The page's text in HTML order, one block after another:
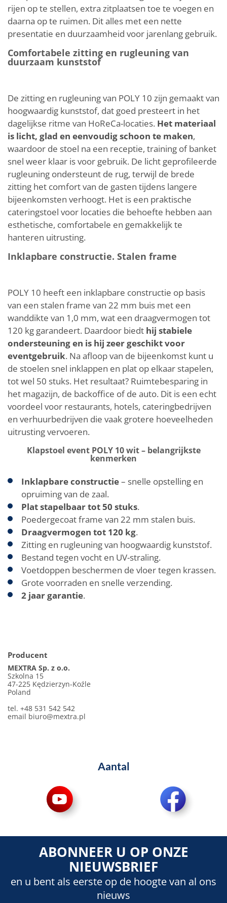
rijen op te stellen, extra zitplaatsen toe te voegen en
daarna op te ruimen. Dit alles met een nette
presentatie en duurzaamheid voor jarenlang gebruik.
Comfortabele zitting en rugleuning van
duurzaam kunststof
De zitting en rugleuning van POLY 10 zijn gemaakt van
hoogwaardig kunststof, dat goed presteert in het
dagelijkse ritme van HoReCa-locaties. Het materiaal
is licht, glad en eenvoudig schoon te maken,
waardoor de stoel na een receptie, training of banket
snel weer klaar is voor gebruik. De licht geprofileerde
rugleuning ondersteunt de rug, terwijl de brede
zitting het comfort van de gasten tijdens langere
bijeenkomsten verhoogt. Het is een praktische
cateringstoel voor locaties die behoefte hebben aan
esthetische, comfortabele en gemakkelijk te
hanteren uitrusting.
Inklapbare constructie. Stalen frame
POLY 10 heeft een inklapbare constructie op basis
van een stalen frame van 22 mm buis met een
wanddikte van 1,0 mm, wat een draagvermogen tot
120 kg garandeert. Daardoor biedt hij stabiele
ondersteuning en is hij zeer geschikt voor
eventgebruik. Na afloop van de bijeenkomst kunt u
de stoelen snel inklappen en plat op elkaar stapelen,
tot wel 50 stuks. Het resultaat? Ruimtebesparing in
het magazijn, de backoffice of de auto. Dit is een echt
voordeel voor restaurants, hotels, cateringbedrijven
en verhuurbedrijven die vaak grotere hoeveelheden
uitrusting vervoeren.
Klapstoel event POLY 10 wit – belangrijkste
kenmerken
Inklapbare constructie– snelle opstelling en
opruiming van de zaal.
Plat stapelbaar tot 50 stuks.
Poedergecoat frame van 22 mm stalen buis.
Draagvermogen tot 120 kg.
Zitting en rugleuning van hoogwaardig kunststof.
Bestand tegen vocht en UV-straling.
Voetdoppen beschermen de vloer tegen krassen.
Grote voorraden en snelle verzending.
2 jaar garantie.
Producent
MEXTRA Sp. z o.o.
Szkolna 15
47-225 Kędzierzyn-Koźle
Poland
tel. +48 531 542 542
email biuro@mextra.pl
Aantal
ABONNEER U OP ONZE
NIEUWSBRIEF
en u bent als eerste op de hoogte van al ons
nieuws